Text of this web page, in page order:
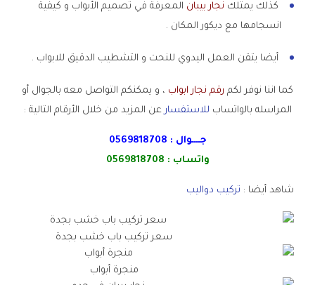
كذلك يمتلك نجار بيبان المعرفة في تصميم الأبواب و كيفية
انسجامها مع ديكور المكان .
أيضا يتقن العمل اليدوي للنحت و التشطيب الدقيق للابواب .
كما اننا نوفر لكم رقم نجار ابواب ، و يمكنكم التواصل معه بالجوال أو
المراسله بالواتساب للاستفسار عن المزيد من خلال الأرقام التالية :
جــــوال : 0569818708
واتساب :
شاهد أيضا : تركيب دواليب
سعر تركيب باب خشب بجدة
منجرة أبواب